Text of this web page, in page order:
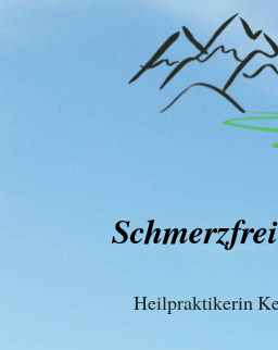
Heilpraktikerin